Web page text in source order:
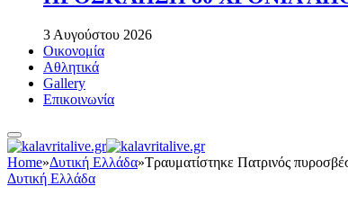
3 Αυγούστου 2026
Οικονομία
Αθλητικά
Gallery
Επικοινωνία
Home»Δυτική Ελλάδα»Τραυματίστηκε Πατρινός
Δυτική Ελλάδα